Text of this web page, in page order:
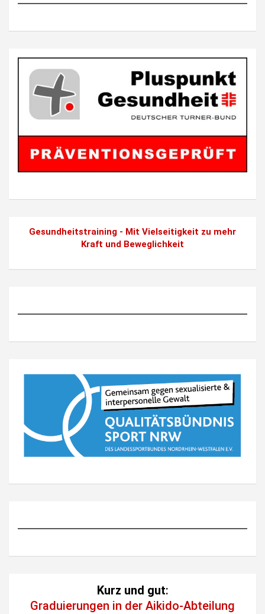
Gesundheitstraining - Mit Vielseitigkeit zu mehr
Kraft und Beweglichkeit
Kurz und gut:
Graduierungen in der Aikido-Abteilung